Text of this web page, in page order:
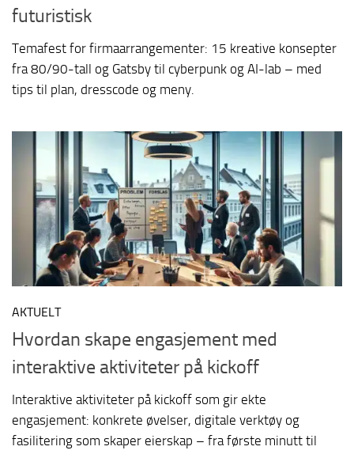
futuristisk
Temafest for firmaarrangementer: 15 kreative konsepter
fra 80/90-tall og Gatsby til cyberpunk og AI-lab – med
tips til plan, dresscode og meny.
AKTUELT
Hvordan skape engasjement med
interaktive aktiviteter på kickoff
Interaktive aktiviteter på kickoff som gir ekte
engasjement: konkrete øvelser, digitale verktøy og
fasilitering som skaper eierskap – fra første minutt til